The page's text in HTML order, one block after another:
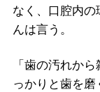
なく、口腔内の
んは言う。
「歯の汚れか
っかりと歯を